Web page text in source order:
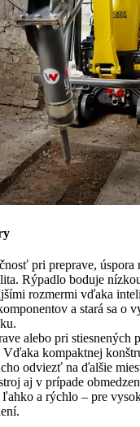
pri preprave, úspora
Rýpadlo boduje
rozmermi vďaka
a stará sa o
alebo pri stiesnených
Vďaka kompaktnej
odviezť na ďalšie
aj v prípade
ľahko a rýchlo – pre